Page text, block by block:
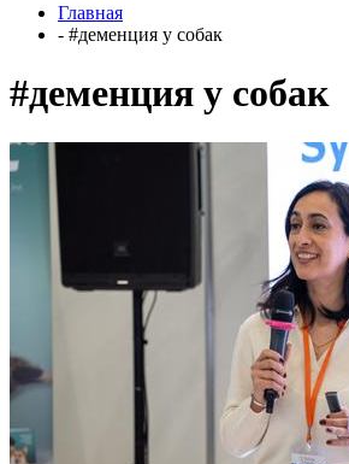
Главная
- #деменция у собак
#деменция у собак